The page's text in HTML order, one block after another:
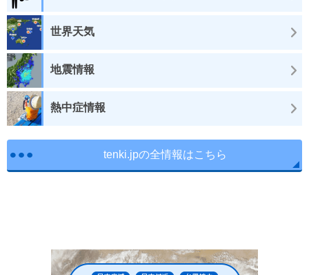
世界天気
地震情報
熱中症情報
tenki.jpの全情報はこちら